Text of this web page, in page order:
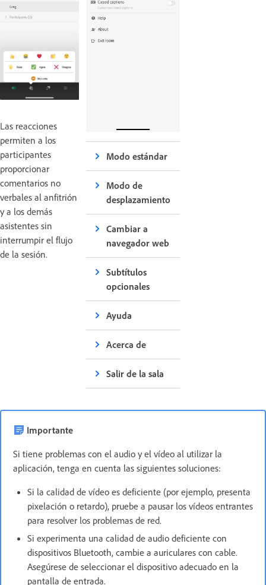
Las reacciones
permiten a los
participantes
proporcionar
comentarios no
verbales al anfitrión
y a los demás
asistentes sin
interrumpir el flujo
de la sesión.
Modo estándar
Modo de
desplazamiento
Cambiar a
navegador web
Subtítulos
opcionales
Ayuda
Acerca de
Salir de la sala
Importante
Si tiene problemas con el audio y el vídeo al utilizar la
aplicación, tenga en cuenta las siguientes soluciones:
Si la calidad de vídeo es deficiente (por ejemplo, presenta
pixelación o retardo), pruebe a pausar los vídeos entrantes
para resolver los problemas de red.
Si experimenta una calidad de audio deficiente con
dispositivos Bluetooth, cambie a auriculares con cable.
Asegúrese de seleccionar el dispositivo adecuado en la
pantalla de entrada.